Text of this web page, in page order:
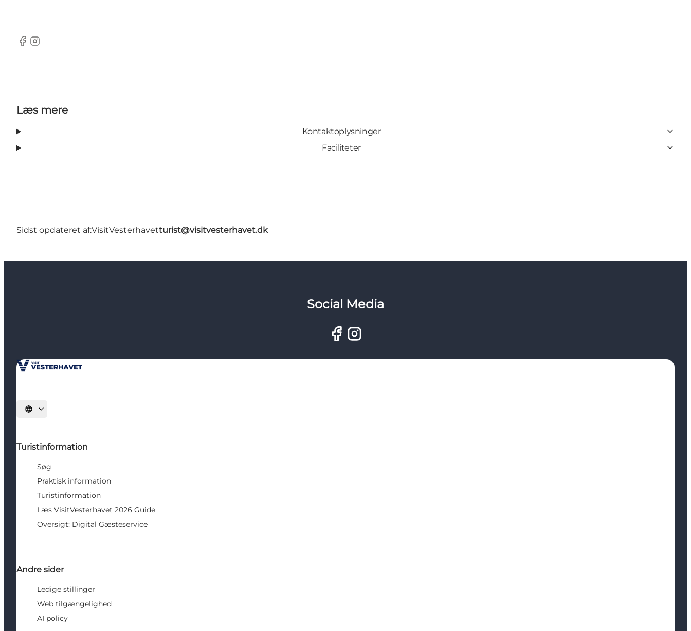
Facebook
Instagram
Læs mere
Kontaktoplysninger
Faciliteter
Sidst opdateret af:VisitVesterhavetturist@visitvesterhavet.dk
Social Media
Vælg sprog
Turistinformation
Søg
Praktisk information
Turistinformation
Læs VisitVesterhavet 2026 Guide
Oversigt: Digital Gæsteservice
Andre sider
Ledige stillinger
Web tilgængelighed
AI policy